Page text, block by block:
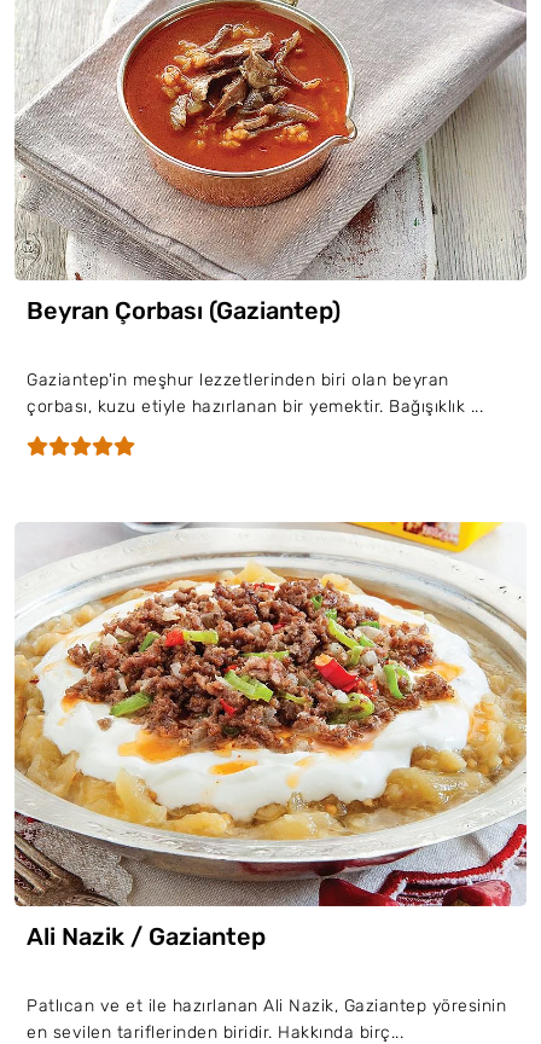
Beyran Çorbası (Gaziantep)
Gaziantep'in meşhur lezzetlerinden biri olan beyran
çorbası, kuzu etiyle hazırlanan bir yemektir. Bağışıklık ...
Ali Nazik / Gaziantep
Patlıcan ve et ile hazırlanan Ali Nazik, Gaziantep yöresinin
en sevilen tariflerinden biridir. Hakkında birç...